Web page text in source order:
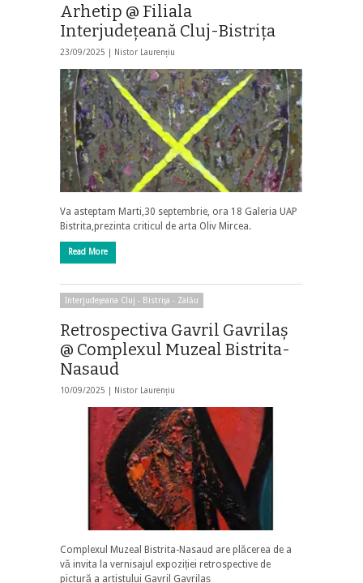
Arhetip @ Filiala
Interjudeţeană Cluj-Bistriţa
23/09/2025 | Nistor Laurențiu
Va asteptam Marti,30 septembrie, ora 18 Galeria UAP
Bistrita,prezinta criticul de arta Oliv Mircea.
Read More
Interjudeţeana Cluj - Bistriţa - Zalău
Retrospectiva Gavril Gavrilaş
@ Complexul Muzeal Bistrita-
Nasaud
10/09/2025 | Nistor Laurențiu
Complexul Muzeal Bistrita-Nasaud are plăcerea de a
vă invita la vernisajul expoziției retrospective de
pictură a artistului Gavril Gavrilaș